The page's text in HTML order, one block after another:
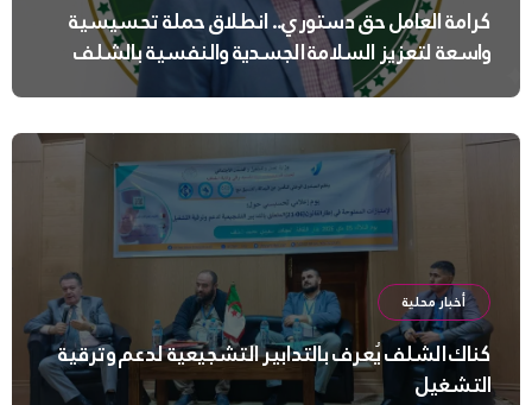
كرامة العامل حق دستوري.. انطلاق حملة تحسيسية
واسعة لتعزيز السلامة الجسدية والنفسية بالشلف
أخبار محلية
كناك الشلف يُعرف بالتدابير التشجيعية لدعم وترقية
التشغيل